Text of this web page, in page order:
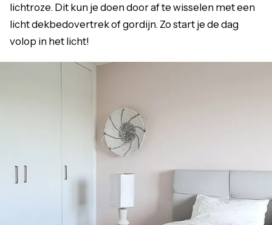
lichtroze. Dit kun je doen door af te wisselen met een
licht dekbedovertrek of gordijn. Zo start je de dag
volop in het licht!